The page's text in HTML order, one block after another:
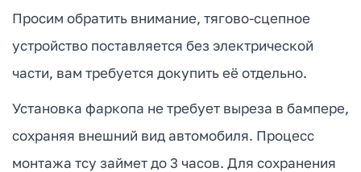
Просим обратить внимание, тягово-сцепное
устройство поставляется без электрической
части, вам требуется докупить её отдельно.
Установка фаркопа не требует выреза в бампере,
сохраняя внешний вид автомобиля. Процесс
монтажа тсу займет до 3 часов. Для сохранения